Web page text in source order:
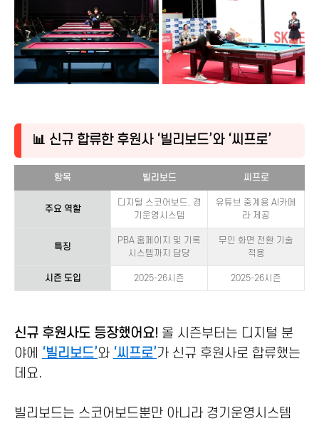
📊 신규 합류한 후원사 ‘빌리보드’와 ‘씨프로’
항목 빌리보드 씨프로
주요 역할
디지털 스코어보드, 경
기운영시스템
유튜브 중계용 AI카메
라 제공
특징
PBA 홈페이지 및 기록
시스템까지 담당
무인 화면 전환 기술
적용
시즌 도입 2025-26시즌 2025-26시즌
신규 후원사도 등장했어요! 올 시즌부터는 디지털 분
야에
‘빌리보드’와 ‘씨프로’가 신규 후원사로 합류했는
데요.
빌리보드는 스코어보드뿐만 아니라 경기운영시스템